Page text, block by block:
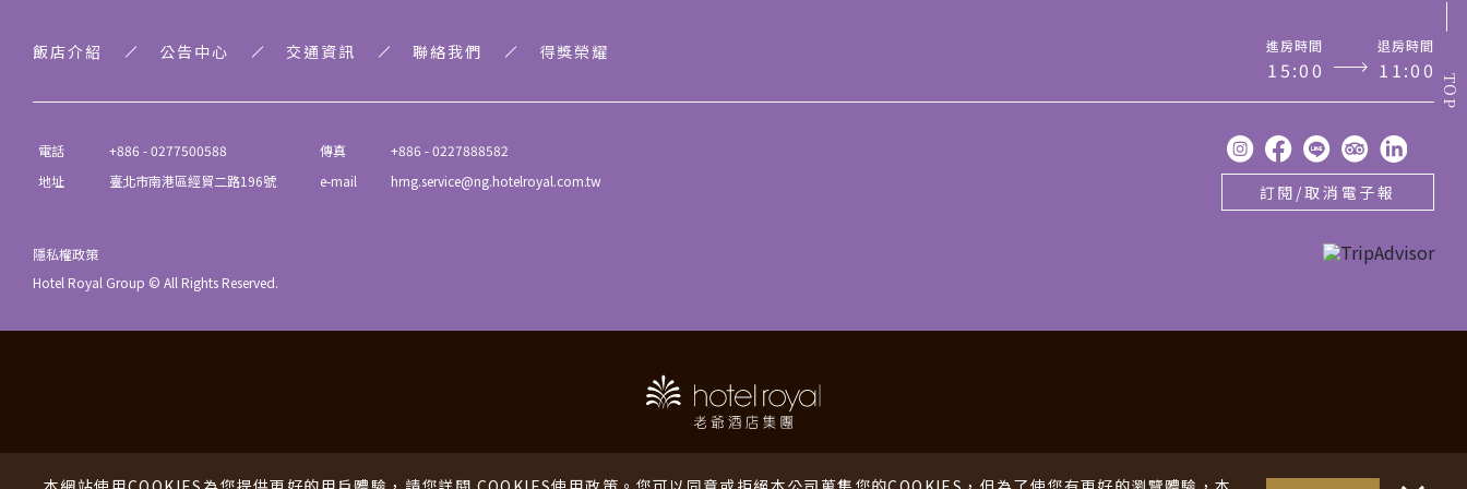
・・
TOP
飯店介紹 公告中心 交通資訊 聯絡我們 得獎榮耀 進房時間
15:00
退房時間
1 1:00
電話
+886 - 0277500588
地址
臺北市南港區經貿二路196號
傳真
+886 - 0227888582
e-mail
hrng.service@ng.hotelroyal.com.tw
訂閱/取消電子報
隱私權政策
Hotel Royal Group © All Rights Reserved.
老爺酒店 老爺行旅 老爺會館 海外酒店